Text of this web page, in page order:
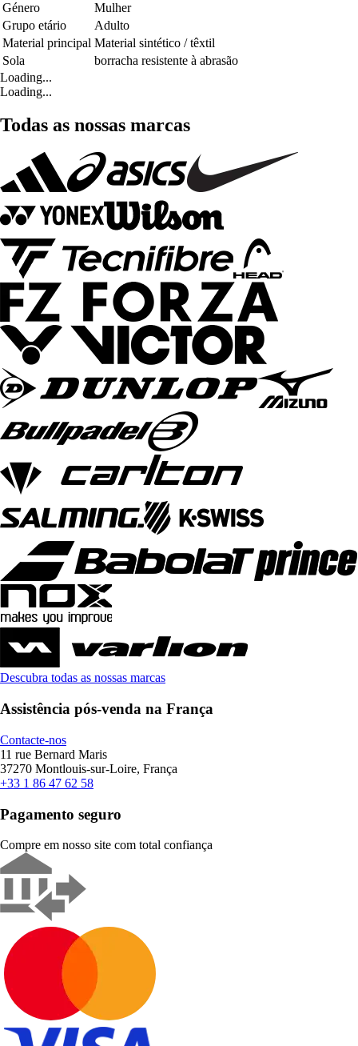
Género
Mulher
Grupo etário
Adulto
Material principal Material sintético / têxtil
Sola
borracha resistente à abrasão
Loading...
Loading...
Todas as nossas marcas
Descubra todas as nossas marcas
Assistência pós-venda na França
Contacte-nos
11 rue Bernard Maris
37270 Montlouis-sur-Loire, França
+33 1 86 47 62 58
Pagamento seguro
Compre em nosso site com total confiança